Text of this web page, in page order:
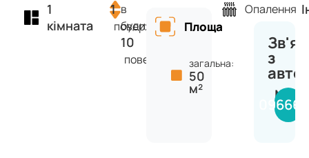
1
кімната
1
поверх
в
будинку
10
поверхів
Площа
загальна:
50
м²
Опалення
з